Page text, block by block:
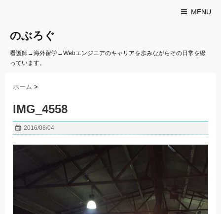
MENU
のぶろぐ
看護師→海外留学→Webエンジニアのキャリアを歩みながらその日常を綴
っています。
ホーム >
IMG_4558
2016/08/04